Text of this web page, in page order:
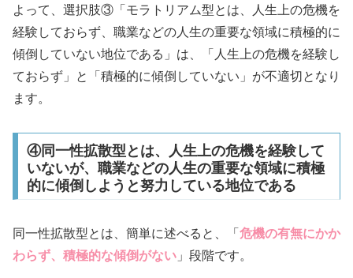
よって、選択肢③「モラトリアム型とは、人生上の危機を
経験しておらず、職業などの人生の重要な領域に積極的に
傾倒していない地位である」は、「人生上の危機を経験し
ておらず」と「積極的に傾倒していない」が不適切となり
ます。
④同一性拡散型とは、人生上の危機を経験して
いないが、職業などの人生の重要な領域に積極
的に傾倒しようと努力している地位である
同一性拡散型とは、簡単に述べると、「 危機の有無にかか
わらず、積極的な傾倒がない 」段階です。